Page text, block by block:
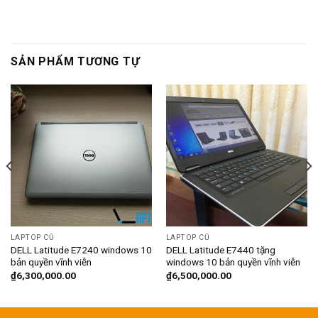
SẢN PHẨM TƯƠNG TỰ
LAPTOP CŨ
DELL Latitude E7240 windows 10
bản quyền vĩnh viễn
₫6,300,000.00
LAPTOP CŨ
DELL Latitude E7440 tặng
windows 10 bản quyền vĩnh viễn
₫6,500,000.00